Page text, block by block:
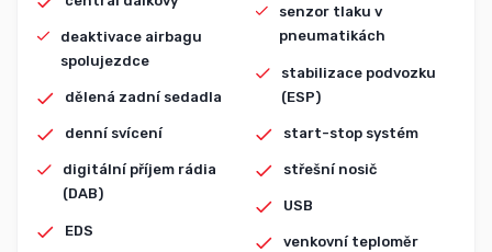
deaktivace airbagu
spolujezdce
dělená zadní sedadla
denní svícení
digitální příjem rádia
(DAB)
EDS
senzor tlaku v
pneumatikách
stabilizace podvozku
(ESP)
start-stop systém
střešní nosič
USB
venkovní teploměr